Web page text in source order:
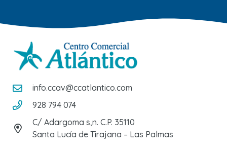
info.ccav@ccatlantico.com
928 794 074
C/ Adargoma s,n. C.P. 35110
Santa Lucía de Tirajana – Las Palmas